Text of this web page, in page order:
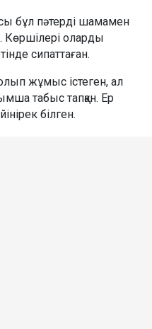
бұл пәтерді шамамен
Көршілері оларды
сипаттаған.
жұмыс істеген, ал
табыс тапқан. Ер
білген.